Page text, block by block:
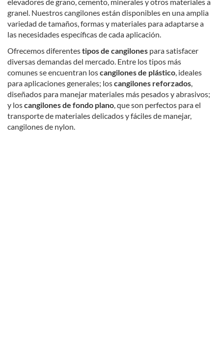
granel. Nuestros cangilones están disponibles en una amplia
variedad de tamaños, formas y materiales para adaptarse a
las necesidades específicas de cada aplicación.
Ofrecemos diferentestipos de cangilones para satisfacer
diversas demandas del mercado. Entre los tipos más
comunes se encuentran loscangilones de plástico, ideales
para aplicaciones generales; loscangilones reforzados,
diseñados para manejar materiales más pesados y abrasivos;
y loscangilones de fondo plano, que son perfectos para el
transporte de materiales delicados y fáciles de manejar,
cangilones de nylon.